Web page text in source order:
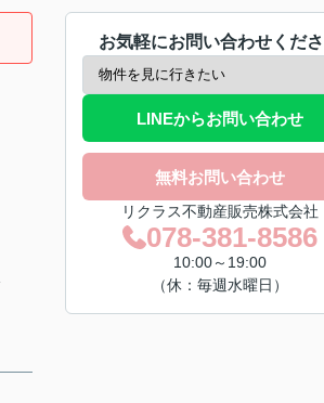
お気軽にお問い合わせくだ
LINEからお問い合わせ
無料お問い合わせ
リクラス不動産販売株式会社
078-381-8586
10:00～19:00
（休：毎週水曜日）